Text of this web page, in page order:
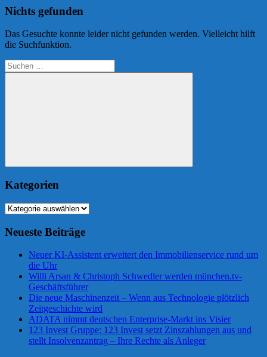
Nichts gefunden
Das Gesuchte konnte leider nicht gefunden werden. Vielleicht hilft
die Suchfunktion.
Suchen
nach:
Suchen
Kategorien
Kategorien
Neueste Beiträge
Neuer KI-Assistent erweitert den Immobilienservice rund um
die Uhr
Willi Arsan & Christoph Schwedler werden münchen.tv-
Geschäftsführer
Die neue Maschinenzeit – Wenn aus Technologie plötzlich
Zeitgeschichte wird
ADATA nimmt deutschen Enterprise-Markt ins Visier
123 Invest Gruppe: 123 Invest setzt Zinszahlungen aus und
stellt Insolvenzantrag – Ihre Rechte als Anleger